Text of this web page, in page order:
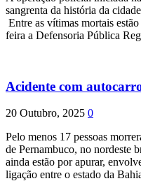
sangrenta da história da
Entre as vítimas mortais
feira a Defensoria Pública
Acidente com
20 Outubro, 2025 0
Pelo menos 17 pessoas
de Pernambuco, no nordeste
ainda estão por apurar,
ligação entre o estado da